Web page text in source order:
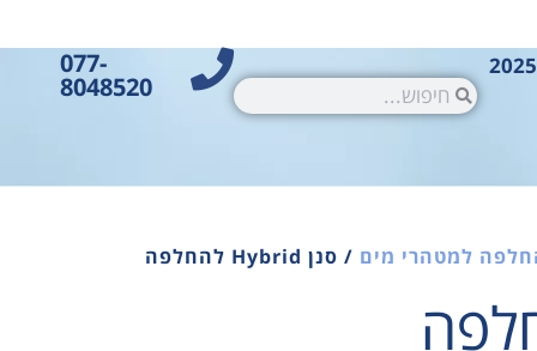
077-
8048520
למטהרי מים / סנן Hybrid להחלפה